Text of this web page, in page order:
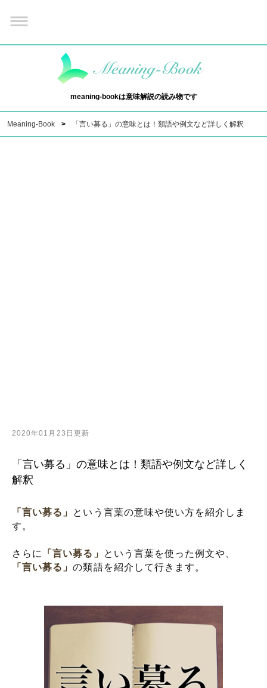
meaning-bookは意味解説の読み物です
Meaning-Book 「言い募る」の意味とは！類語や例文など詳しく解釈
2020年01月23日更新
「言い募る」の意味とは！類語や例文など詳しく
解釈
「言い募る」 という言葉の意味や使い方を紹介しま
す。
さらに 「言い募る」
という言葉を使った例文や、
「言い募る」の類語を紹介して行きます。